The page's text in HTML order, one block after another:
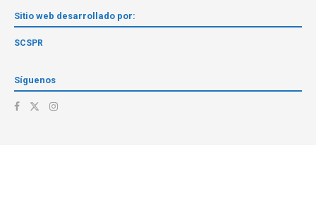
Sitio web desarrollado por:
SCSPR
Síguenos